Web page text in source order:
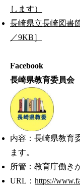
します）
長崎県立長崎図書
／9KB］
Facebook
長崎県教育委員会
内容：長崎県教育
ます。
所管：教育庁働き
URL： https://